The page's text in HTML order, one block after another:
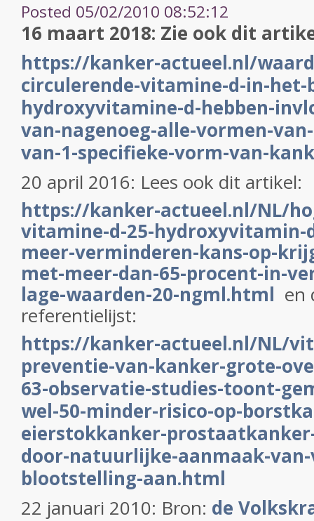
Posted 05/02/2010 08:52:12
16 maart 2018: Zie ook dit
https://kanker-actueel.nl/
circulerende-vitamine-d-in-het-
hydroxyvitamine-d-hebben-
van-nagenoeg-alle-vormen-
van-1-specifieke-vorm-van-
20 april 2016: Lees ook dit artikel:
https://kanker-actueel.nl/NL/
vitamine-d-25-hydroxyvitamin-
meer-verminderen-kans-op-
met-meer-dan-65-procent-in-
lage-waarden-20-ngml.html en
referentielijst:
https://kanker-actueel.nl/NL/
preventie-van-kanker-grote-
63-observatie-studies-toont-
wel-50-minder-risico-op-
eierstokkanker-
door-natuurlijke-aanmaak-
blootstelling-aan.html
22 januari 2010: Bron: de